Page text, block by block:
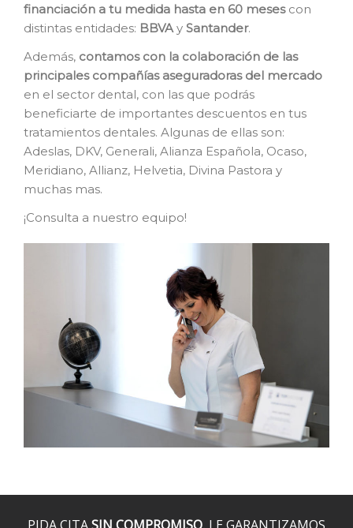
financiación a tu medida hasta en 60 mesescon
distintas entidades: BBVAy Santander.
Además, contamos con la colaboración de las
principales compañías aseguradoras del mercado
en el sector dental, con las que podrás
beneficiarte de importantes descuentos en tus
tratamientos dentales. Algunas de ellas son:
Adeslas, DKV, Generali, Alianza Española, Ocaso,
Meridiano, Allianz, Helvetia, Divina Pastora y
muchas mas.
¡Consulta a nuestro equipo!